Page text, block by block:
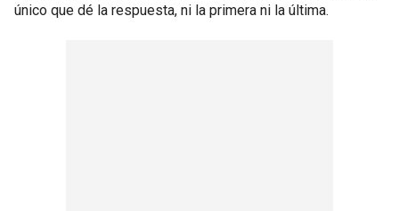
único que dé la respuesta, ni la primera ni la última.